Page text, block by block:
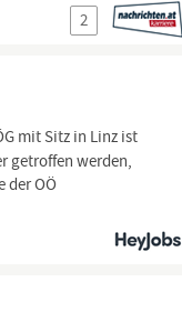
2
mit Sitz in Linz ist
getroffen werden,
der OÖ